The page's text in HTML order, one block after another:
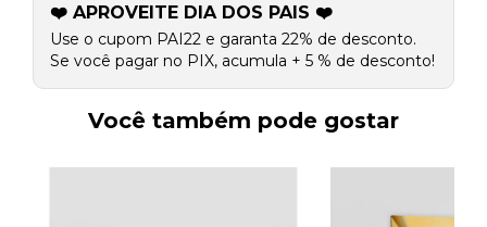
❤️ APROVEITE DIA DOS PAIS ❤️
Use o cupom PAI22 e garanta 22% de desconto.
Se você pagar no PIX, acumula + 5 % de desconto!
Você também pode gostar